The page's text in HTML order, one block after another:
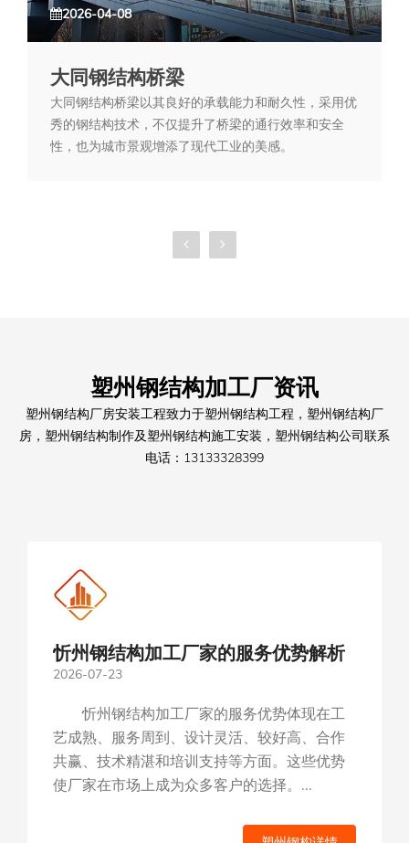
2026-04-08
大同钢结构桥梁
大同钢结构桥梁以其良好的承载能力和耐久性，采用优
秀的钢结构技术，不仅提升了桥梁的通行效率和安全
性，也为城市景观增添了现代工业的美感。
塑州钢结构加工厂资讯
塑州钢结构厂房安装工程致力于塑州钢结构工程，塑州钢结构厂
房，塑州钢结构制作及塑州钢结构施工安装，塑州钢结构公司联系
电话：13133328399
忻州钢结构加工厂家的服务优势解析
2026-07-23
忻州钢结构加工厂家的服务优势体现在工
艺成熟、服务周到、设计灵活、较好高、合作
共赢、技术精湛和培训支持等方面。这些优势
使厂家在市场上成为众多客户的选择。...